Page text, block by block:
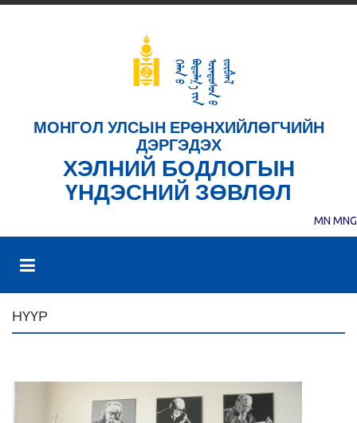
МОНГОЛ УЛСЫН ЕРӨНХИЙЛӨГЧИЙН
ДЭРГЭДЭХ
ХЭЛНИЙ БОДЛОГЫН
ҮНДЭСНИЙ ЗӨВЛӨЛ
MN MNG
НҮҮР